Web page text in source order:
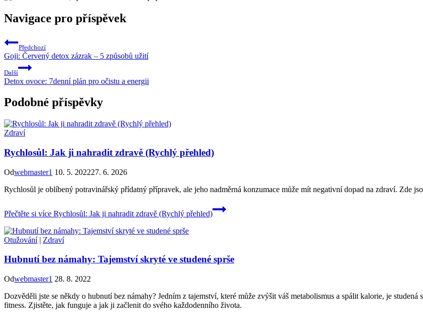
Navigace pro příspěvek
Předchozí
Goji: Červený detox zázrak – 5 způsobů užití
Další
Detox ovoce: 7denní plán pro očistu a energii
Podobné příspěvky
Zdraví
Rychlosůl: Jak ji nahradit zdravě (Rychlý přehled)
Odwebmaster1 10. 5. 202227. 6. 2026
Rychlosůl je oblíbený potravinářský přídatný přípravek, ale jeho nadměrná konzumace může mít negativní dopad na zdraví. Zde
Přečtěte si více Rychlosůl: Jak ji nahradit zdravě (Rychlý přehled)
Otužování| Zdraví
Hubnutí bez námahy: Tajemství skryté ve studené sprše
Odwebmaster1 28. 8. 2022
Dozvěděli jste se někdy o hubnutí bez námahy? Jedním z tajemství, které může zvýšit váš metabolismus a spálit kalorie, je
fitness. Zjistěte, jak funguje a jak ji začlenit do svého každodenního života.